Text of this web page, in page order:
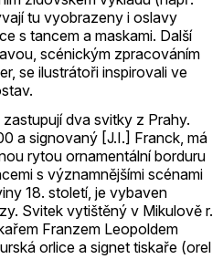
tu vyobrazeny i oslavy
s tancem a maskami. Další
scénickým zpracováním
se ilustrátoři inspirovali ve
dva svitky z Prahy.
a signovaný [J.I.] Franck, má
rytou ornamentální borduru
s významnějšími scénami
18. století, je vybaven
Svitek vytištěný v Mikulově r.
Franzem Leopoldem
orlice a signet tiskaře (orel